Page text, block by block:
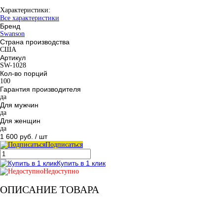
Характеристики:
Все характеристики
Бренд
Swanson
Страна производства
США
Артикул
SW-1028
Кол-во порций
100
Гарантия производителя
да
Для мужчин
да
Для женщин
да
1 600 руб. / шт
Подписаться
Купить в 1 клик
Недоступно
ОПИСАНИЕ ТОВАРА